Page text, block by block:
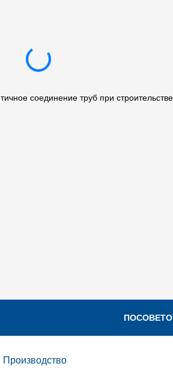
соединение труб при строительстве
Производство